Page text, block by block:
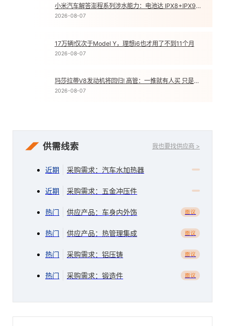
小米汽车解答澎程系列涉水能力：电池达 IPX8+IPX9K 双防水等级
2026-08-07
17万辆!仅次于Model Y，理想i6也才用了不到11个月
2026-08-07
玛莎拉蒂V8发动机将回归! 高管：一推就有人买 只是销量不高
2026-08-07
供需线索 我也要找供应商 >
近期 采购需求：汽车水加热器
近期 采购需求：五金冲压件
热门 供应产品：车身内外饰 面议
热门 供应产品：热管理集成 面议
热门 采购需求：铝压铸 面议
热门 采购需求：锻造件 面议